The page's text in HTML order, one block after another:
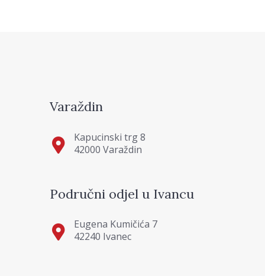
Varaždin
Kapucinski trg 8
42000 Varaždin
Područni odjel u Ivancu
Eugena Kumičića 7
42240 Ivanec